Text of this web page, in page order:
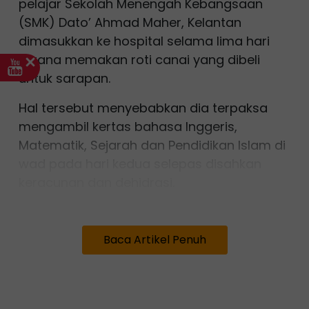
pelajar Sekolah Menengah Kebangsaan
(SMK) Dato’ Ahmad Maher, Kelantan
dimasukkan ke hospital selama lima hari
kerana memakan roti canai yang dibeli
untuk sarapan.
Hal tersebut menyebabkan dia terpaksa
mengambil kertas bahasa Inggeris,
Matematik, Sejarah dan Pendidikan Islam di
tetapi mohon keluar dari wad untuk ambil
peperiksaan di sekolah. Saya nak rasa
Baca Artikel Penuh